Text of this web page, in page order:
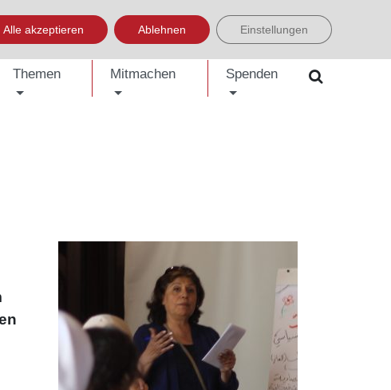
ENGLISH العربية УКРАЇНСЬКА BOSANSKI EINFACHE SPRACHE
Themen Mitmachen Spenden
Alle akzeptieren Ablehnen Einstellungen